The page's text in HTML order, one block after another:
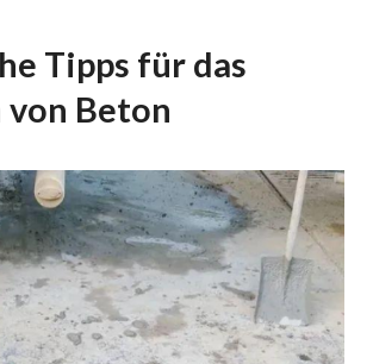
Tipps für das
von Beton